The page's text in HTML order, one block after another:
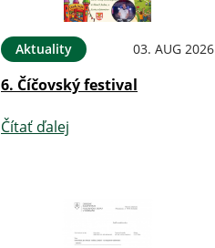
Aktuality 03. AUG 2026
6. Číčovský festival
Čítať ďalej